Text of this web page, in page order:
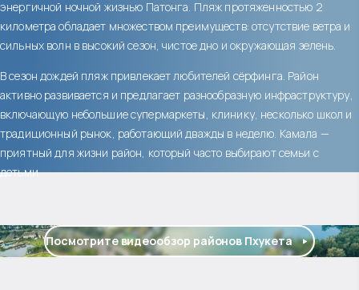
энергичной ночной жизнью Патонга. Пляж протяженностью 2
километра обладает множеством преимуществ: отсутствие ветра и
сильных волн в высокий сезон, чистое дно и окружающая зелень.
В сезон дождей пляж привлекает любителей сёрфинга. Район
активно развивается и предлагает разнообразную инфраструктуру,
включающую небольшие супермаркеты, клинику, несколько школ и
традиционный рынок, работающий дважды в неделю. Камала —
приятный для жизни район, который часто выбирают семьи с
детьми.
Посмотрите видеообзор районов Пхукета